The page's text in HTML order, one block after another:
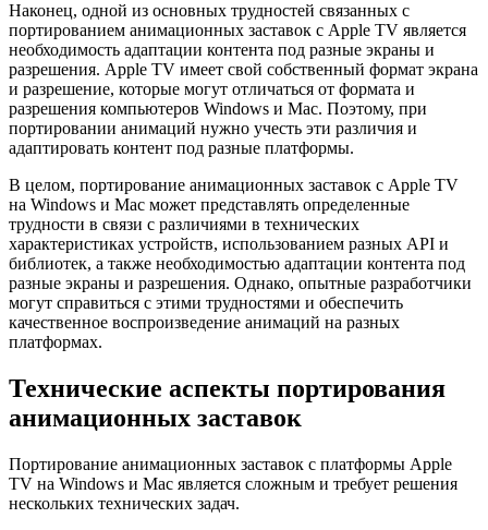
Наконец, одной из основных трудностей связанных с
портированием анимационных заставок с Apple TV является
необходимость адаптации контента под разные экраны и
разрешения. Apple TV имеет свой собственный формат экрана
и разрешение, которые могут отличаться от формата и
разрешения компьютеров Windows и Mac. Поэтому, при
портировании анимаций нужно учесть эти различия и
адаптировать контент под разные платформы.
В целом, портирование анимационных заставок с Apple TV
на Windows и Mac может представлять определенные
трудности в связи с различиями в технических
характеристиках устройств, использованием разных API и
библиотек, а также необходимостью адаптации контента под
разные экраны и разрешения. Однако, опытные разработчики
могут справиться с этими трудностями и обеспечить
качественное воспроизведение анимаций на разных
платформах.
Технические аспекты портирования
анимационных заставок
Портирование анимационных заставок с платформы Apple
TV на Windows и Mac является сложным и требует решения
нескольких технических задач.